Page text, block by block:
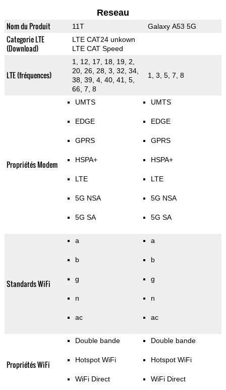
Reseau
Nom du Produit 11T Galaxy A53 5G
Categorie LTE
(Download)
LTE CAT24 unkown
LTE CAT Speed
LTE (fréquences)
1, 12, 17, 18, 19, 2,
20, 26, 28, 3, 32, 34,
38, 39, 4, 40, 41, 5,
66, 7, 8
1, 3, 5, 7, 8
Propriétés Modem
UMTS
EDGE
GPRS
HSPA+
LTE
5G NSA
5G SA
UMTS
EDGE
GPRS
HSPA+
LTE
5G NSA
5G SA
Standards WiFi
a
b
g
n
ac
a
b
g
n
ac
Propriétés WiFi
Double bande
Hotspot WiFi
WiFi Direct
Double bande
Hotspot WiFi
WiFi Direct